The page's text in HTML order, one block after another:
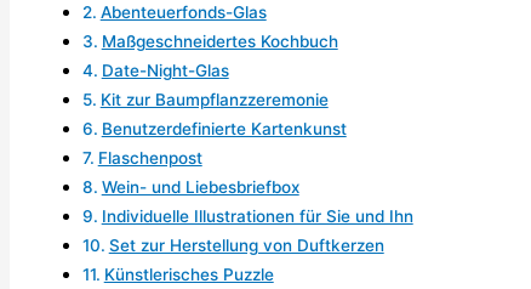
Abenteuerfonds-Glas
Maßgeschneidertes Kochbuch
Date-Night-Glas
Kit zur Baumpflanzzeremonie
Benutzerdefinierte Kartenkunst
Flaschenpost
Wein- und Liebesbriefbox
Individuelle Illustrationen für Sie und Ihn
Set zur Herstellung von Duftkerzen
Künstlerisches Puzzle